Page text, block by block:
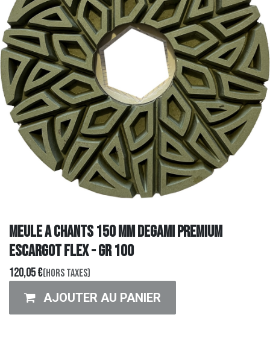
MEULE A CHANTS 150 MM DEGAMI PREMIUM
ESCARGOT FLEX - GR 100
120,05€(Hors taxes)
AJOUTER AU PANIER